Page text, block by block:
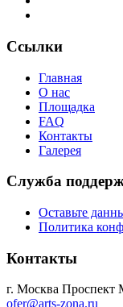
Ссылки
Главная
О нас
Площадка
FAQ
Контакты
Галерея
Служба
Оставьте
Политика
Контакты
г. Москва Проспект
ofer@arts-zona.ru